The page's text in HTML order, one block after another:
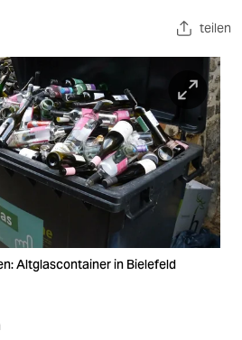
teilen
Altglascontainer in Bielefeld